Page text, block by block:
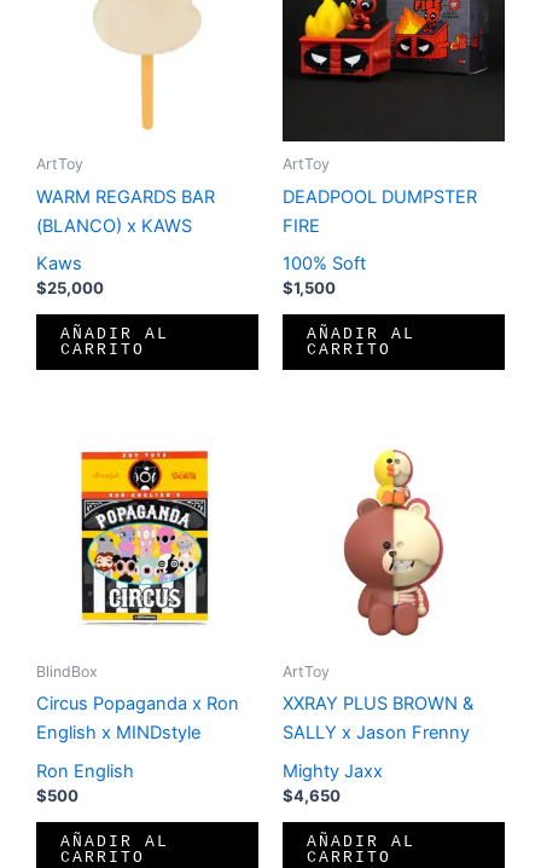
ArtToy
WARM REGARDS BAR
(BLANCO) x KAWS
Kaws
$25,000
AÑADIR AL
CARRITO
ArtToy
DEADPOOL DUMPSTER
FIRE
100% Soft
$1,500
AÑADIR AL
CARRITO
BlindBox
Circus Popaganda x Ron
English x MINDstyle
Ron English
$500
AÑADIR AL
CARRITO
ArtToy
XXRAY PLUS BROWN &
SALLY x Jason Frenny
Mighty Jaxx
$4,650
AÑADIR AL
CARRITO